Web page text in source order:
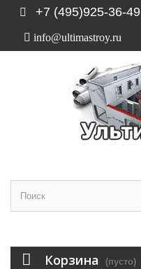
+7 (495)925-36-49
info@ultimastroy.ru
Корзина (пусто)